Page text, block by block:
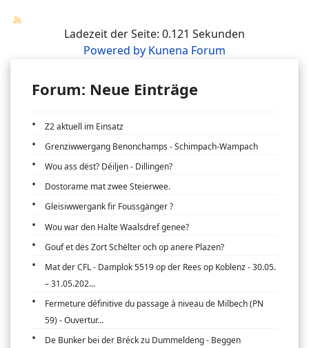
Ladezeit der Seite: 0.121 Sekunden
Powered by Kunena Forum
Forum: Neue Einträge
Z2 aktuell im Einsatz
Grenziwwergang Benonchamps - Schimpach-Wampach
Wou ass dëst? Déiljen - Dillingen?
Dostorame mat zwee Steierwee.
Gleisiwwergank fir Foussgänger ?
Wou war den Halte Waalsdref genee?
Gouf et dës Zort Schëlter och op anere Plazen?
Mat der CFL - Damplok 5519 op der Rees op Koblenz - 30.05.
– 31.05.202...
Fermeture définitive du passage à niveau de Milbech (PN
59) - Ouvertur...
De Bunker bei der Bréck zu Dummeldeng - Beggen